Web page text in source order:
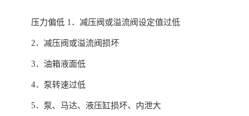
压力偏低 1．减压阀或溢流阀设定值过低
2．减压阀或溢流阀损坏
3．油箱液面低
4．泵转速过低
5．泵、马达、液压缸损坏、内泄大